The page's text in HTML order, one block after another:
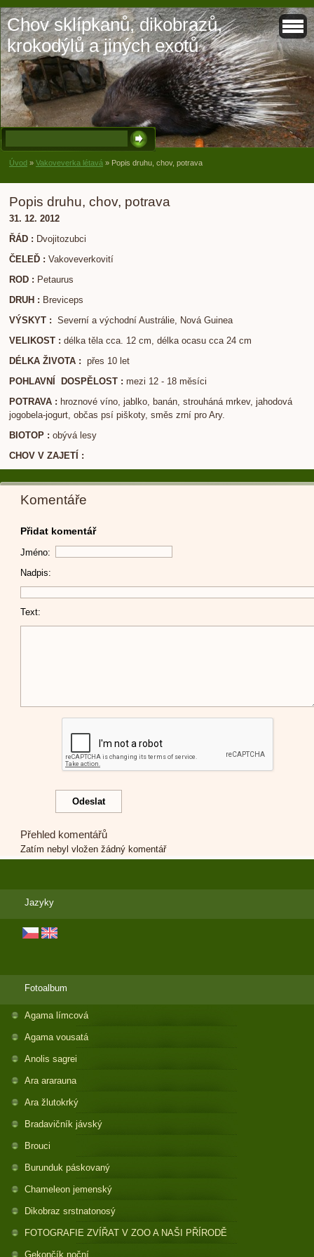
Chov sklípkanů, dikobrazů,
krokodýlů a jiných exotů
Úvod » Vakoveverka létavá » Popis druhu, chov, potrava
Popis druhu, chov, potrava
31. 12. 2012
ŘÁD : Dvojitozubci
ČELEĎ : Vakoveverkovití
ROD : Petaurus
DRUH : Breviceps
VÝSKYT : Severní a východní Austrálie, Nová Guinea
VELIKOST : délka těla cca. 12 cm, délka ocasu cca 24 cm
DÉLKA ŽIVOTA : přes 10 let
POHLAVNÍ DOSPĚLOST : mezi 12 - 18 měsíci
POTRAVA : hroznové víno, jablko, banán, strouháná mrkev, jahodová
jogobela-jogurt, občas psí piškoty, směs zrní pro Ary.
BIOTOP : obývá lesy
CHOV V ZAJETÍ :
Komentáře
Přidat komentář
Jméno:
Nadpis:
Text:
Přehled komentářů
Zatím nebyl vložen žádný komentář
Jazyky
Fotoalbum
Agama límcová
Agama vousatá
Anolis sagrei
Ara ararauna
Ara žlutokrký
Bradavičník jávský
Brouci
Burunduk páskovaný
Chameleon jemenský
Dikobraz srstnatonosý
FOTOGRAFIE ZVÍŘAT V ZOO A NAŠI PŘÍRODĚ
Gekončík noční